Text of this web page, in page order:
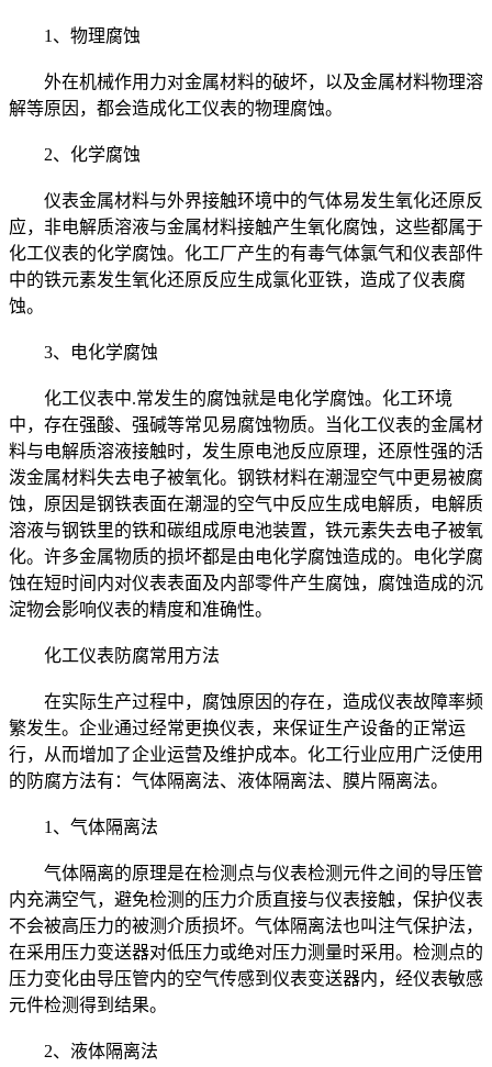
1、物理腐蚀
外在机械作用力对金属材料的破坏，以及金属材料物理溶
解等原因，都会造成化工仪表的物理腐蚀。
2、化学腐蚀
仪表金属材料与外界接触环境中的气体易发生氧化还原反
应，非电解质溶液与金属材料接触产生氧化腐蚀，这些都属于
化工仪表的化学腐蚀。化工厂产生的有毒气体氯气和仪表部件
中的铁元素发生氧化还原反应生成氯化亚铁，造成了仪表腐
蚀。
3、电化学腐蚀
化工仪表中.常发生的腐蚀就是电化学腐蚀。化工环境
中，存在强酸、强碱等常见易腐蚀物质。当化工仪表的金属材
料与电解质溶液接触时，发生原电池反应原理，还原性强的活
泼金属材料失去电子被氧化。钢铁材料在潮湿空气中更易被腐
蚀，原因是钢铁表面在潮湿的空气中反应生成电解质，电解质
溶液与钢铁里的铁和碳组成原电池装置，铁元素失去电子被氧
化。许多金属物质的损坏都是由电化学腐蚀造成的。电化学腐
蚀在短时间内对仪表表面及内部零件产生腐蚀，腐蚀造成的沉
淀物会影响仪表的精度和准确性。
化工仪表防腐常用方法
在实际生产过程中，腐蚀原因的存在，造成仪表故障率频
繁发生。企业通过经常更换仪表，来保证生产设备的正常运
行，从而增加了企业运营及维护成本。化工行业应用广泛使用
的防腐方法有：气体隔离法、液体隔离法、膜片隔离法。
1、气体隔离法
气体隔离的原理是在检测点与仪表检测元件之间的导压管
内充满空气，避免检测的压力介质直接与仪表接触，保护仪表
不会被高压力的被测介质损坏。气体隔离法也叫注气保护法，
在采用压力变送器对低压力或绝对压力测量时采用。检测点的
压力变化由导压管内的空气传感到仪表变送器内，经仪表敏感
元件检测得到结果。
2、液体隔离法